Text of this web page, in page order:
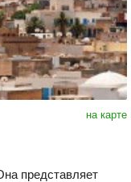
на карте
представляет